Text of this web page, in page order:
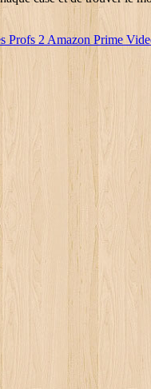
Profs 2 Amazon Prime